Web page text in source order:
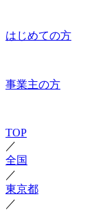
はじめての方
事業主の方
TOP
／
全国
／
東京都
／